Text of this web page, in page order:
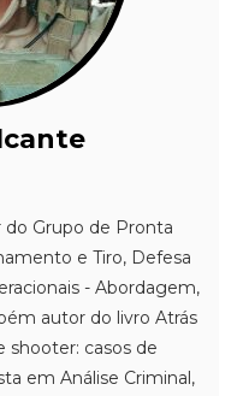
do Grupo de Pronta
e Tiro, Defesa
- Abordagem,
autor do livro Atrás
shooter: casos de
em Análise Criminal,